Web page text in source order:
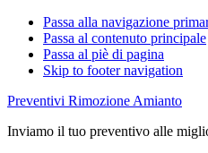
Passa alla navigazione
Passa al contenuto principale
Passa al piè di pagina
Skip to footer navigation
Preventivi Rimozione Amianto
Inviamo il tuo preventivo alle